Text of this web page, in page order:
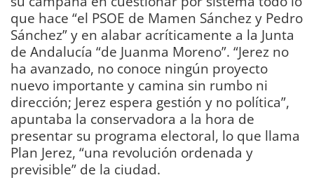
que hace “el PSOE de Mamen Sánchez y Pedro
Sánchez” y en alabar acríticamente a la Junta
de Andalucía “de Juanma Moreno”. “Jerez no
ha avanzado, no conoce ningún proyecto
nuevo importante y camina sin rumbo ni
dirección; Jerez espera gestión y no política”,
apuntaba la conservadora a la hora de
presentar su programa electoral, lo que llama
Plan Jerez, “una revolución ordenada y
previsible” de la ciudad.